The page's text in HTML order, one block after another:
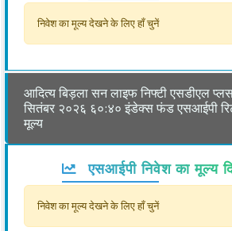
निवेश का मूल्य देखने के लिए हाँ चुनें
आदित्य बिड़ला सन लाइफ निफ्टी एसडीएल
सितंबर २०२६ ६०:४० इंडेक्स फंड एसआईपी
मूल्य
एसआईपी निवेश का मूल्य
निवेश का मूल्य देखने के लिए हाँ चुनें